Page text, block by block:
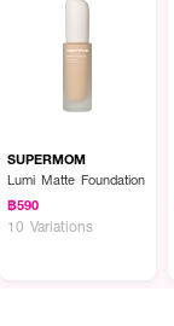
SUPERMOM
Lumi Matte Foundation
฿590
10 Variations